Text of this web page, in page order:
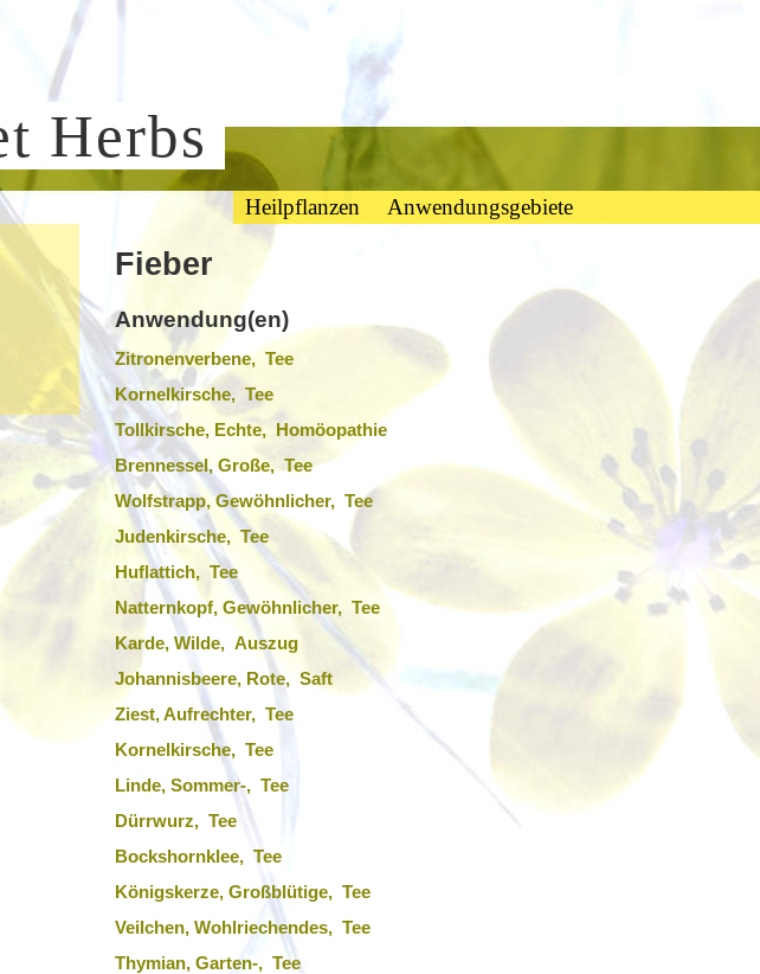
Herbs
Heilpflanzen Anwendungsgebiete
Fieber
Anwendung(en)
Zitronenverbene, Tee
Kornelkirsche, Tee
Tollkirsche, Echte, Homöopathie
Brennessel, Große, Tee
Wolfstrapp, Gewöhnlicher, Tee
Judenkirsche, Tee
Huflattich, Tee
Natternkopf, Gewöhnlicher, Tee
Karde, Wilde, Auszug
Johannisbeere, Rote, Saft
Ziest, Aufrechter, Tee
Kornelkirsche, Tee
Linde, Sommer-, Tee
Dürrwurz, Tee
Bockshornklee, Tee
Königskerze, Großblütige, Tee
Veilchen, Wohlriechendes, Tee
Thymian, Garten-, Tee